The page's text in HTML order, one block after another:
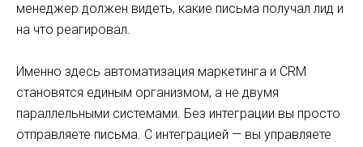
менеджер должен видеть, какие письма получал лид и
на что реагировал.
Именно здесь автоматизация маркетинга и CRM
становятся единым организмом, а не двумя
параллельными системами. Без интеграции вы просто
отправляете письма. С интеграцией — вы управляете